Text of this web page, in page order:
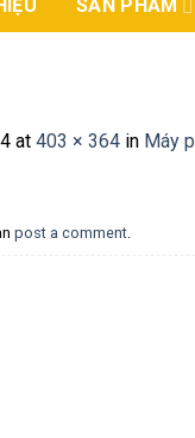
SẢN PHẨM
at 403 × 364 in Máy
post a comment